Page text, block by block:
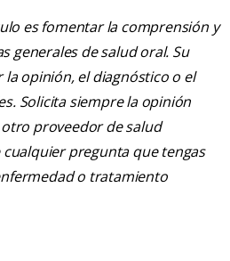
es fomentar la comprensión y
generales de salud oral. Su
opinión, el diagnóstico o el
Solicita siempre la opinión
proveedor de salud
cualquier pregunta que tengas
o tratamiento